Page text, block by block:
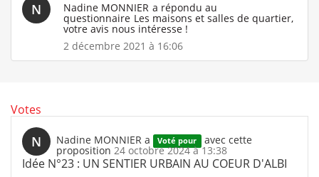
N Nadine MONNIER a répondu au
questionnaire Les maisons et salles de quartier,
votre avis nous intéresse !
2 décembre 2021 à 16:06
Votes
N Nadine MONNIER a Voté pour avec cette
proposition 24 octobre 2024 à 13:38
Idée N°23 : UN SENTIER URBAIN AU COEUR D'ALBI